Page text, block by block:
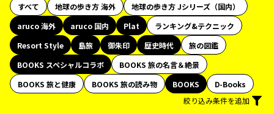
すべて 地球の歩き方 海外
地球の歩き方 Jシリーズ（国内）
aruco 海外
aruco 国内 Plat
ランキング&テクニック
Resort Style
島旅 御朱印 歴史時代
旅の図鑑
BOOKS スペシャルコラボ
BOOKS 旅の名言＆絶景
BOOKS 旅と健康
BOOKS 旅の読み物 BOOKS
D-Books
絞り込み条件を追加